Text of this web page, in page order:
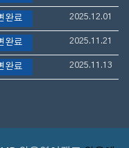
완료 2025.12.01
완료 2025.11.21
완료 2025.11.13